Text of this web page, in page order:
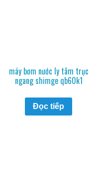
máy bơm nước ly tâm trục
ngang shimge qb60k1
Đọc tiếp